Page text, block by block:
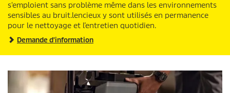
s'emploient sans problème même dans les environnements
sensibles au bruit.lencieux y sont utilisés en permanence
pour le nettoyage et l’entretien quotidien.
Demande d'information